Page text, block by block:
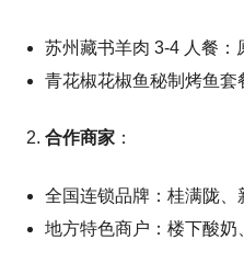
苏州藏书羊肉 3-4 人餐：
青花椒花椒鱼秘制烤鱼套
合作商家：
全国连锁品牌：桂满陇
地方特色商户：楼下酸